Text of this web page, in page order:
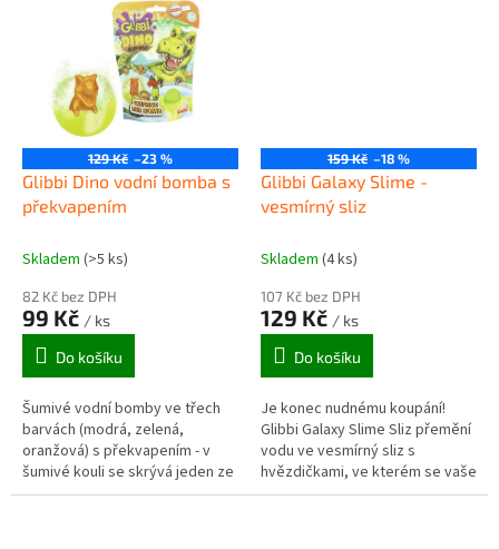
129 Kč –23 %
Glibbi Dino vodní bomba s
překvapením
Skladem (>5 ks)
82 Kč bez DPH
99 Kč / ks
Do košíku
Šumivé vodní bomby ve třech
barvách (modrá, zelená,
oranžová) s překvapením - v
šumivé kouli se skrývá jeden ze
6 dinosaurů.
159 Kč –18 %
Glibbi Galaxy Slime -
vesmírný sliz
Skladem (4 ks)
107 Kč bez DPH
129 Kč / ks
Do košíku
Je konec nudnému koupání!
Glibbi Galaxy Slime Sliz přemění
vodu ve vesmírný sliz s
hvězdičkami, ve kterém se vaše
děti mohou dosytosti vyřádit.